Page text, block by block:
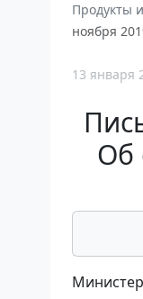
Продукты
ноября
13 января
Об